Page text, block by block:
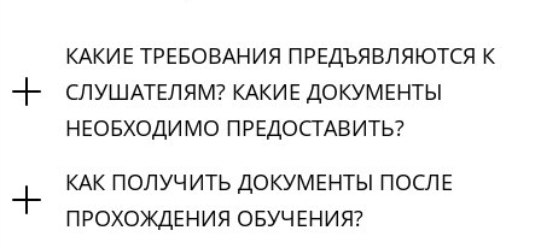
КАКИЕ ТРЕБОВАНИЯ ПРЕДЪЯВЛЯЮТСЯ К
СЛУШАТЕЛЯМ? КАКИЕ ДОКУМЕНТЫ
НЕОБХОДИМО ПРЕДОСТАВИТЬ?
КАК ПОЛУЧИТЬ ДОКУМЕНТЫ ПОСЛЕ
ПРОХОЖДЕНИЯ ОБУЧЕНИЯ?